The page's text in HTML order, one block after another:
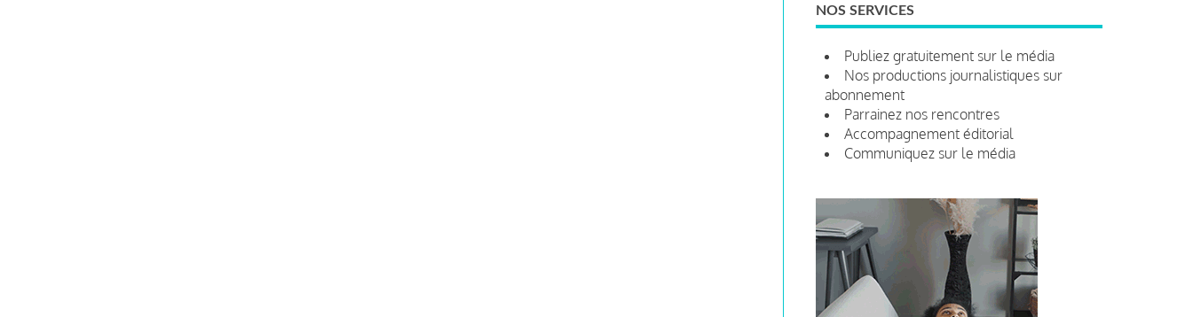
NOS SERVICES
Publiez gratuitement sur le média
Nos productions journalistiques sur
abonnement
Parrainez nos rencontres
Accompagnement éditorial
Communiquez sur le média